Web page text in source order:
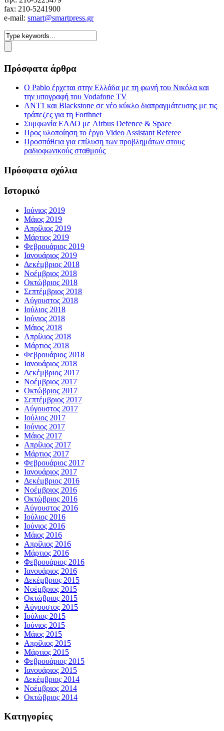
fax: 210-5241900
e-mail: smart@smartpress.gr
Πρόσφατα άρθρα
Ο Pablo έρχεται στην Ελλάδα με τη φωνή του Νικόλα και
την υπογραφή του Vodafone TV
ΑΝΤ1 και Blackstone σε νέο κύκλο διαπραγμάτευσης με τις
τράπεζες για τη Forthnet
Συμφωνία ΕΛΔΟ με Airbus Defence & Space
Προς υλοποίηση το έργο Video Assistant Referee
Προσπάθεια για επίλυση των προβλημάτων στους
ραδιοφωνικούς σταθμούς
Πρόσφατα σχόλια
Ιστορικό
Ιούνιος 2019
Μάιος 2019
Απρίλιος 2019
Μάρτιος 2019
Φεβρουάριος 2019
Ιανουάριος 2019
Δεκέμβριος 2018
Νοέμβριος 2018
Οκτώβριος 2018
Σεπτέμβριος 2018
Αύγουστος 2018
Ιούλιος 2018
Ιούνιος 2018
Μάιος 2018
Απρίλιος 2018
Μάρτιος 2018
Φεβρουάριος 2018
Ιανουάριος 2018
Δεκέμβριος 2017
Νοέμβριος 2017
Οκτώβριος 2017
Σεπτέμβριος 2017
Αύγουστος 2017
Ιούλιος 2017
Ιούνιος 2017
Μάιος 2017
Απρίλιος 2017
Μάρτιος 2017
Φεβρουάριος 2017
Ιανουάριος 2017
Δεκέμβριος 2016
Νοέμβριος 2016
Οκτώβριος 2016
Αύγουστος 2016
Ιούλιος 2016
Ιούνιος 2016
Μάιος 2016
Απρίλιος 2016
Μάρτιος 2016
Φεβρουάριος 2016
Ιανουάριος 2016
Δεκέμβριος 2015
Νοέμβριος 2015
Οκτώβριος 2015
Αύγουστος 2015
Ιούλιος 2015
Ιούνιος 2015
Μάιος 2015
Απρίλιος 2015
Μάρτιος 2015
Φεβρουάριος 2015
Ιανουάριος 2015
Δεκέμβριος 2014
Νοέμβριος 2014
Οκτώβριος 2014
Kατηγορίες